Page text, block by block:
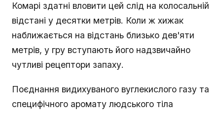
Комарі здатні вловити цей слід на колосальній
відстані у десятки метрів. Коли ж хижак
наближається на відстань близько дев'яти
метрів, у гру вступають його надзвичайно
чутливі рецептори запаху.
Поєднання видихуваного вуглекислого газу та
специфічного аромату людського тіла